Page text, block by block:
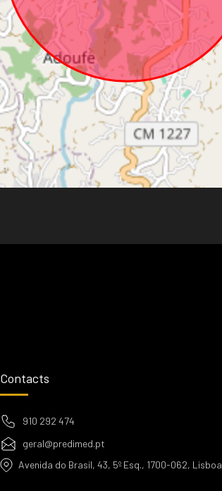
Contacts
910 292 474
geral@predimed.pt
Avenida do Brasil, 43, 5º Esq., 1700-062, Lisboa